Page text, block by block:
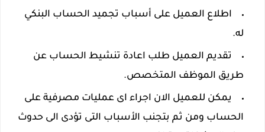
اطلاع العميل على أسباب تجميد الحساب البنكي
له.
تقديم العميل طلب اعادة تنشيط الحساب عن
طريق الموظف المتخصص.
يمكن للعميل الان اجراء اى عمليات مصرفية على
الحساب ومن ثم بتجنب الأسباب التى تؤدى الى حدوث